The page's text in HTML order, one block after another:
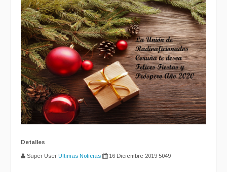
Detalles
Super User Ultimas Noticias 16 Diciembre 2019 5049